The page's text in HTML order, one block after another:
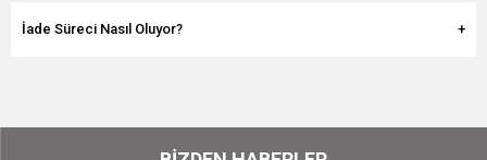
İade Süreci Nasıl Oluyor?